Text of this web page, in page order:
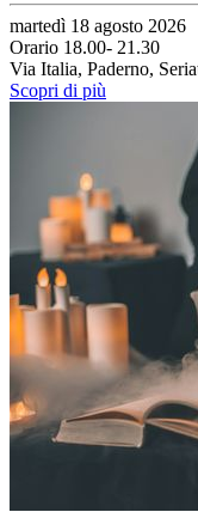
martedì 18 agosto 2026
Orario 18.00- 21.30
Via Italia, Paderno,
Scopri di più